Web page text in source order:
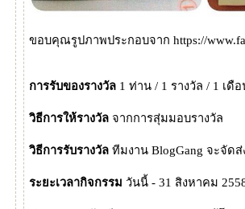
ขอบคุณรูปภาพประกอบจาก https://
การรับของรางวัล 1 ท่าน / 1 รางวัล / 1 เดื
วิธีการให้รางวัล จากการสุ่มมอบรางวัล
วิธีการรับรางวัล ทีมงาน BlogGang จะจัด
ระยะเวลากิจกรรม วันนี้ - 31 สิงหาคม